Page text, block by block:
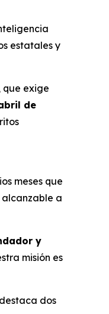
estatales y
que exige
de
meses que
alcanzable a
y
misión es
dos